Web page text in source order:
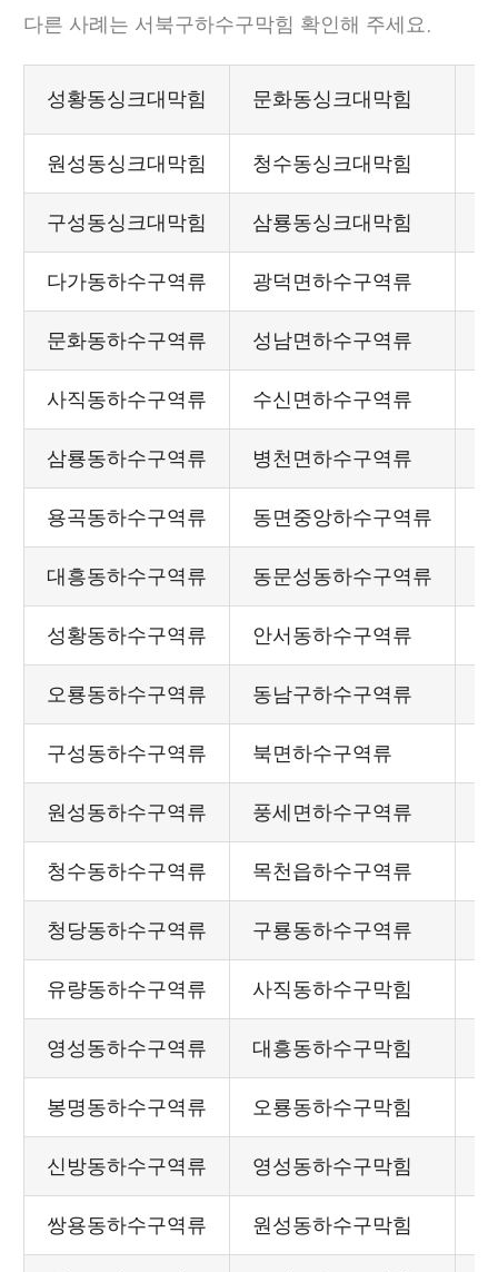
다른 사례는 서북구하수구막힘 확인해 주세요.
성황동싱크대막힘 문화동싱크대막힘
원성동싱크대막힘 청수동싱크대막힘
구성동싱크대막힘 삼룡동싱크대막힘
다가동하수구역류 광덕면하수구역류
문화동하수구역류 성남면하수구역류
사직동하수구역류 수신면하수구역류
삼룡동하수구역류 병천면하수구역류
용곡동하수구역류 동면중앙하수구역류
대흥동하수구역류 동문성동하수구역류
성황동하수구역류 안서동하수구역류
오룡동하수구역류 동남구하수구역류
구성동하수구역류 북면하수구역류
원성동하수구역류 풍세면하수구역류
청수동하수구역류 목천읍하수구역류
청당동하수구역류 구룡동하수구역류
유량동하수구역류 사직동하수구막힘
영성동하수구역류 대흥동하수구막힘
봉명동하수구역류 오룡동하수구막힘
신방동하수구역류 영성동하수구막힘
쌍용동하수구역류 원성동하수구막힘